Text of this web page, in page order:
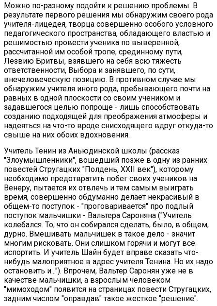
Можно по-разному подойти к решению проблемы. В
результате первого решения мы обнаружим своего рода
учителя-лицедея, творца совершенно особого условного
педагогического пространства, обладающего властью и
решимостью провести ученика по выверенной,
рассчитанной им особой тропе, срединному пути,
Лезвию Бритвы, взявшего на себя всю тяжесть
ответственности, Выбора и занявшего, по сути,
внечеловеческую позицию. В противном случае мы
обнаружим учителя иного рода, пребывающего почти на
равных в одной плоскости со своим учеником и
задавшегося целью попроще - лишь способствовать
созданию подходящей для преображения атмосферы и
надеяться на что-то вроде снисходящего вдруг откуда-то
свыше на них обоих вдохновения.
Учитель Тенин из Аньюдинской школы (рассказ
"Злоумышленники", вошедший позже в одну из ранних
повестей Стругацких "Полдень, XXII век"), которому
необходимо предотвратить побег своих учеников на
Венеру, пытается их отвлечь и тем самым выиграть
время, совершенно обдуманно делает некрасивый в
общем-то поступок - "проговаривается" про подлый
поступок мальчишки - Вальтера Сароняна ("Учитель
колебался. То, что он собирался сделать, было, в общем,
дурно. Вмешивать мальчишек в такое дело - значит
многим рисковать. Они слишком горячи и могут все
испортить. И учитель Шайн будет вправе сказать что-
нибудь малоприятное в адрес учителя Тенина. Но их надо
остановить и..."). Впрочем, Вальтер Саронян уже не в
качестве мальчишки, а взрослым человеком
"мимоходом" появится на страницах повести Стругацких,
задним числом "оправдав" такое жесткое "решение".